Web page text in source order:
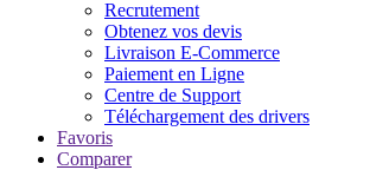
Recrutement
Obtenez vos devis
Livraison E-Commerce
Paiement en Ligne
Centre de Support
Téléchargement des drivers
Favoris
Comparer